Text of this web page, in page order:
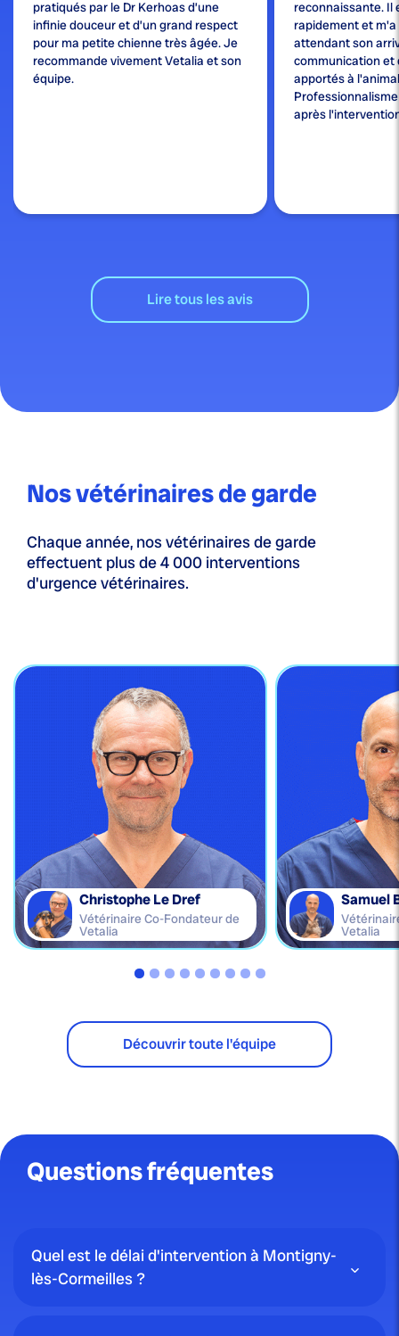
pratiqués par le Dr Kerhoas d’une
infinie douceur et d’un grand respect
pour ma petite chienne très âgée. Je
recommande vivement Vetalia et son
équipe.
reconnaissante. Il
rapidement et m'a
attendant son
communication et
apportés à
après
Lire tous les avis
Nos vétérinaires de garde
Chaque année, nos vétérinaires de garde
effectuent plus de 4 000 interventions
d'urgence vétérinaires.
Christophe Le Dref
Vétérinaire Co-Fondateur de
Vetalia
Samuel
Vetalia
Découvrir toute l'équipe
Questions fréquentes
Quel est le délai d'intervention à Montigny-
lès-Cormeilles ?